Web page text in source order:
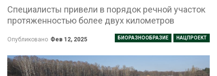
Специалисты привели в порядок речной участок
протяженностью более двух километров
БИОРАЗНООБРАЗИЕ НАЦПРОЕКТ
Опубликовано Фев 12, 2025